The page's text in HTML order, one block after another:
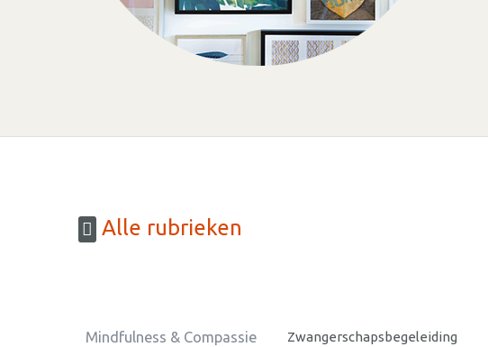
Alle rubrieken
Mindfulness & Compassie Zwangerschapsbegeleiding